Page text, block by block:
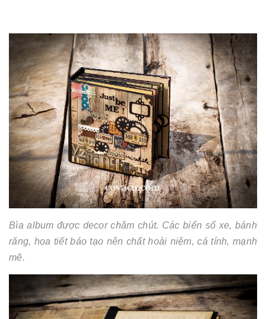
Bìa album được decor chăm chút. Các biển số xe, bánh
răng, họa tiết báo tạo nên chất hoài niệm, cá tính, mạnh
mẽ.